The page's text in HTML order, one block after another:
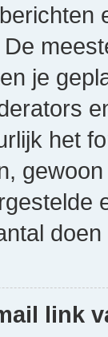
je
het
doen
link